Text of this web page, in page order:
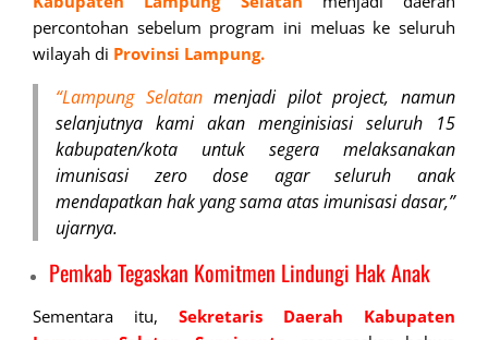
percontohan sebelum program ini meluas ke seluruh
wilayah di Provinsi Lampung.
“Lampung Selatanmenjadi pilot project, namun
selanjutnya kami akan menginisiasi seluruh 15
kabupaten/kota untuk segera melaksanakan
imunisasi zero dose agar seluruh anak
mendapatkan hak yang sama atas imunisasi dasar,”
ujarnya.
Pemkab Tegaskan Komitmen Lindungi Hak Anak
Sementara itu, Sekretaris Daerah Kabupaten